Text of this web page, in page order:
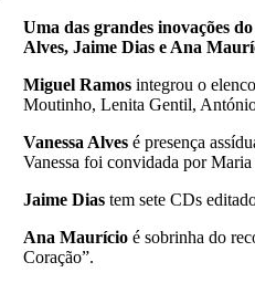
Uma das grandes inovações
Alves, Jaime Dias e Ana
Miguel Ramos integrou o
Moutinho, Lenita Gentil,
Vanessa Alves é presença
Vanessa foi convidada por Maria
Jaime Dias tem sete CDs
Ana Maurício é sobrinha do
Coração”.